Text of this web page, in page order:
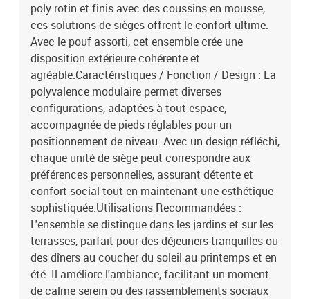
poly rotin et finis avec des coussins en mousse,
ces solutions de sièges offrent le confort ultime.
Avec le pouf assorti, cet ensemble crée une
disposition extérieure cohérente et
agréable.Caractéristiques / Fonction / Design : La
polyvalence modulaire permet diverses
configurations, adaptées à tout espace,
accompagnée de pieds réglables pour un
positionnement de niveau. Avec un design réfléchi,
chaque unité de siège peut correspondre aux
préférences personnelles, assurant détente et
confort social tout en maintenant une esthétique
sophistiquée.Utilisations Recommandées :
L'ensemble se distingue dans les jardins et sur les
terrasses, parfait pour des déjeuners tranquilles ou
des dîners au coucher du soleil au printemps et en
été. Il améliore l'ambiance, facilitant un moment
de calme serein ou des rassemblements sociaux